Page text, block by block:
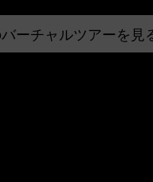
ーチャルツアーを見